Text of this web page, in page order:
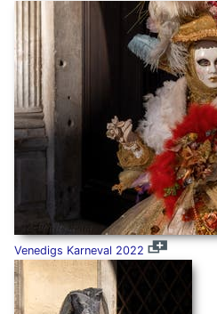
Venedigs Karneval 2022